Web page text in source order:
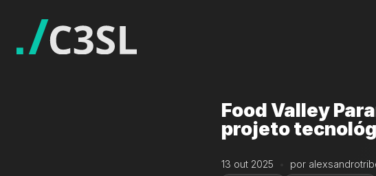
Food Valley
projeto
13 out 2025 por